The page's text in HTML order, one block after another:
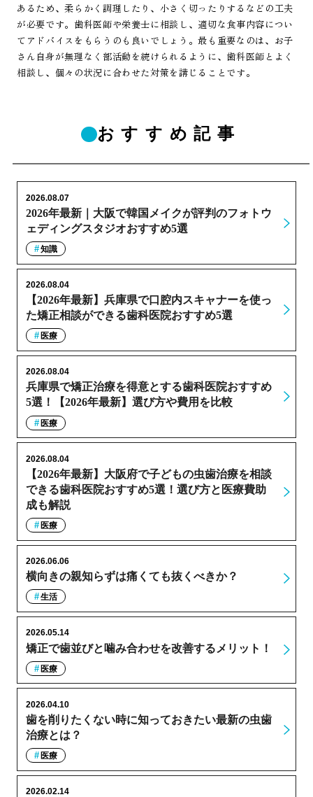
あるため、柔らかく調理したり、小さく切ったりするなどの工夫
が必要です。歯科医師や栄養士に相談し、適切な食事内容につい
てアドバイスをもらうのも良いでしょう。最も重要なのは、お子
さん自身が無理なく部活動を続けられるように、歯科医師とよく
相談し、個々の状況に合わせた対策を講じることです。
おすすめ記事
2026年最新｜大阪で韓国メイクが評判のフォトウ
ェディングスタジオおすすめ5選
2026.08.07
知識
【2026年最新】兵庫県で口腔内スキャナーを使っ
た矯正相談ができる歯科医院おすすめ5選
2026.08.04
医療
兵庫県で矯正治療を得意とする歯科医院おすすめ
5選！【2026年最新】選び方や費用を比較
2026.08.04
医療
【2026年最新】大阪府で子どもの虫歯治療を相談
できる歯科医院おすすめ5選！選び方と医療費助
成も解説
2026.08.04
医療
横向きの親知らずは痛くても抜くべきか？
2026.06.06
生活
矯正で歯並びと噛み合わせを改善するメリット！
2026.05.14
医療
歯を削りたくない時に知っておきたい最新の虫歯
治療とは？
2026.04.10
医療
2026.02.14